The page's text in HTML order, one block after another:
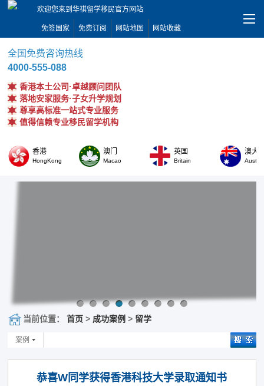
欢迎您来到华祺留学移民官方网站
免签国家 免费订阅 网站地图 网站收藏
全国免费咨询热线
4000-555-088
香港本土公司·卓越顾问团队
落地安家服务·子女升学规划
尊享高标准一站式专业服务
值得信赖专业移民留学机构
香港
HongKong
澳门
Macao
英国
Britain
澳大
当前位置： 首页 > 成功案例 > 留学
案例
恭喜W同学获得香港科技大学录取通知书